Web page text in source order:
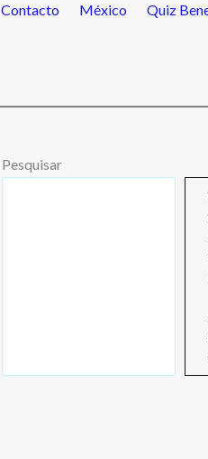
Contacto México Quiz
Pesquisar